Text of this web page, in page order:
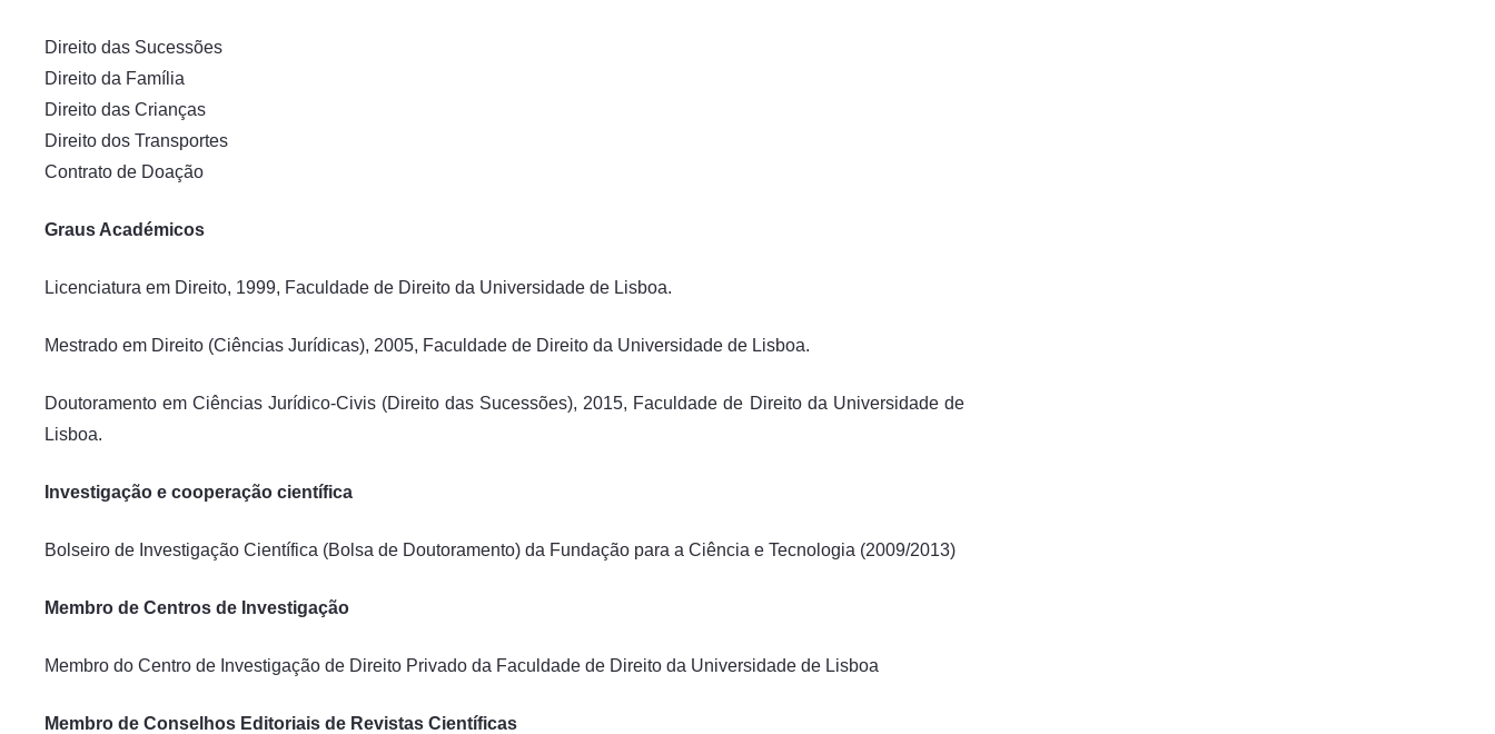
Direito das Sucessões
Direito da Família
Direito das Crianças
Direito dos Transportes
Contrato de Doação
Graus Académicos
Licenciatura em Direito, 1999, Faculdade de Direito da Universidade de Lisboa.
Mestrado em Direito (Ciências Jurídicas), 2005, Faculdade de Direito da Universidade de Lisboa.
Doutoramento em Ciências Jurídico-Civis (Direito das Sucessões), 2015, Faculdade de Direito da Universidade de
Lisboa.
Investigação e cooperação científica
Bolseiro de Investigação Científica (Bolsa de Doutoramento) da Fundação para a Ciência e Tecnologia (2009/2013)
Membro de Centros de Investigação
Membro do Centro de Investigação de Direito Privado da Faculdade de Direito da Universidade de Lisboa
Membro de Conselhos Editoriais de Revistas Científicas